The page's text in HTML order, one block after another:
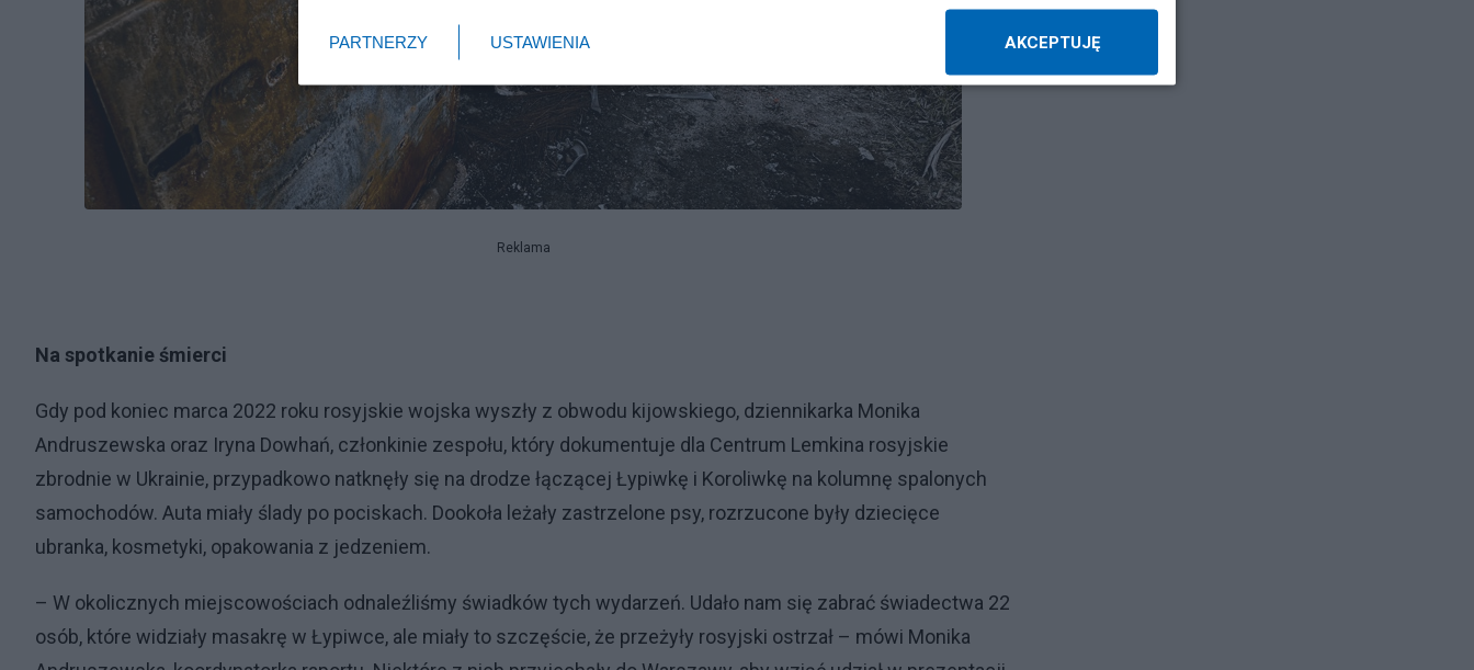
Reklama
Na spotkanie śmierci
Gdy pod koniec marca 2022 roku rosyjskie wojska wyszły z obwodu kijowskiego, dziennikarka Monika
Andruszewska oraz Iryna Dowhań, członkinie zespołu, który dokumentuje dla Centrum Lemkina rosyjskie
zbrodnie w Ukrainie, przypadkowo natknęły się na drodze łączącej Łypiwkę i Koroliwkę na kolumnę spalonych
samochodów. Auta miały ślady po pociskach. Dookoła leżały zastrzelone psy, rozrzucone były dziecięce
ubranka, kosmetyki, opakowania z jedzeniem.
– W okolicznych miejscowościach odnaleźliśmy świadków tych wydarzeń. Udało nam się zabrać świadectwa 22
osób, które widziały masakrę w Łypiwce, ale miały to szczęście, że przeżyły rosyjski ostrzał – mówi Monika
PARTNERZY USTAWIENIA AKCEPTUJĘ